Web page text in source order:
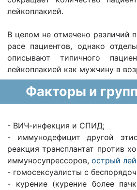
лейкоплакией.
В целом не отмечено различий
расе пациентов, однако
описывают типичного
лейкоплакией как мужчину в
Факторы и
- ВИЧ-инфекция и СПИД;
- иммунодефицит другой
реакция трансплантат против
иммуносупрессоров, острый
- гомосексуалисты с
- курение (курение более